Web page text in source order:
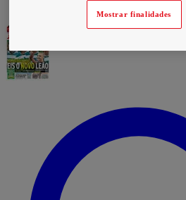
Mostrar finalidades